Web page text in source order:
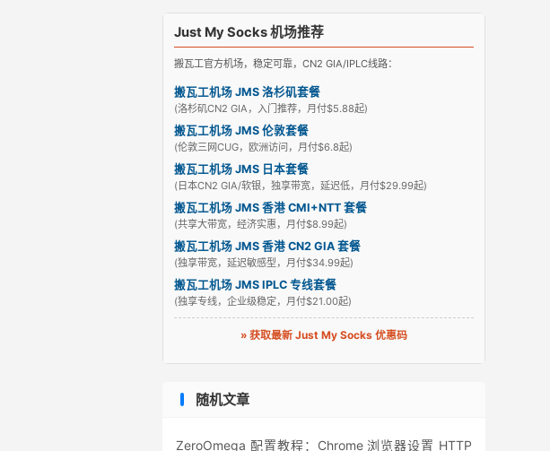
Just My Socks 机场推荐
搬瓦工官方机场，稳定可靠，CN2 GIA/IPLC线路：
搬瓦工机场 JMS 洛杉矶套餐
(洛杉矶CN2 GIA，入门推荐，月付$5.88起)
搬瓦工机场 JMS 伦敦套餐
(伦敦三网CUG，欧洲访问，月付$6.8起)
搬瓦工机场 JMS 日本套餐
(日本CN2 GIA/软银，独享带宽，延迟低，月付$29.99起)
搬瓦工机场 JMS 香港 CMI+NTT 套餐
(共享大带宽，经济实惠，月付$8.99起)
搬瓦工机场 JMS 香港 CN2 GIA 套餐
(独享带宽，延迟敏感型，月付$34.99起)
搬瓦工机场 JMS IPLC 专线套餐
(独享专线，企业级稳定，月付$21.00起)
» 获取最新 Just My Socks 优惠码
随机文章
ZeroOmega 配置教程：Chrome 浏览器设置 HTTP